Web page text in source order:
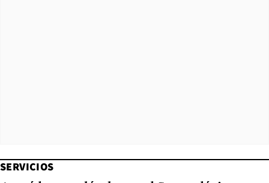
SERVICIOS